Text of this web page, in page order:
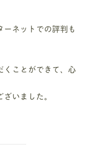
ネットでの評判も
くことができて、心
いました。